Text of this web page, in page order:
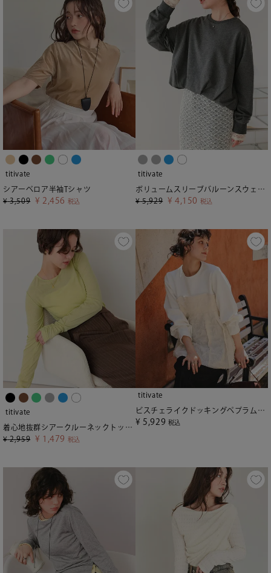
titivate
シアーベロア半袖Tシャツ
¥ 3,509 ¥ 2,456 税込
titivate
ボリュームスリーブバルーンスウェットトップス
¥ 5,929 ¥ 4,150 税込
titivate
着心地抜群シアークルーネックトップス
¥ 2,959 ¥ 1,479 税込
titivate
ビスチェライクドッキングペプラムトップス
¥ 5,929 税込